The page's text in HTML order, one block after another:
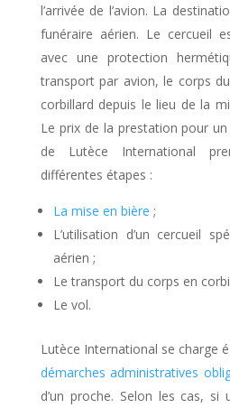
l’arrivée de l’avion. La
funéraire aérien. Le cercueil
avec une protection
transport par avion, le corps
corbillard depuis le lieu de la
Le prix de la prestation pour
de Lutèce International
différentes étapes :
La mise en bière ;
L’utilisation d’un cercueil
aérien ;
Le transport du corps en
Le vol.
Lutèce International se charge
démarches administratives
d’un proche. Selon les cas, si